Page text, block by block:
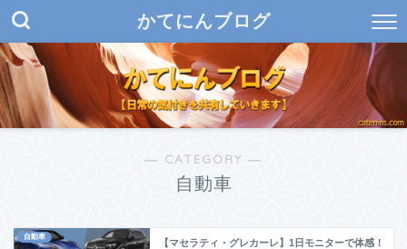
かてにんブログ
― CATEGORY ―
自動車
自動車
【マセラティ・グレカーレ】1日モニターで体感！